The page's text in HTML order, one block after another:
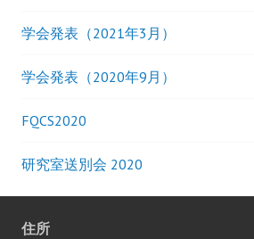
学会発表（2021年3月）
学会発表（2020年9月）
FQCS2020
研究室送別会 2020
住所